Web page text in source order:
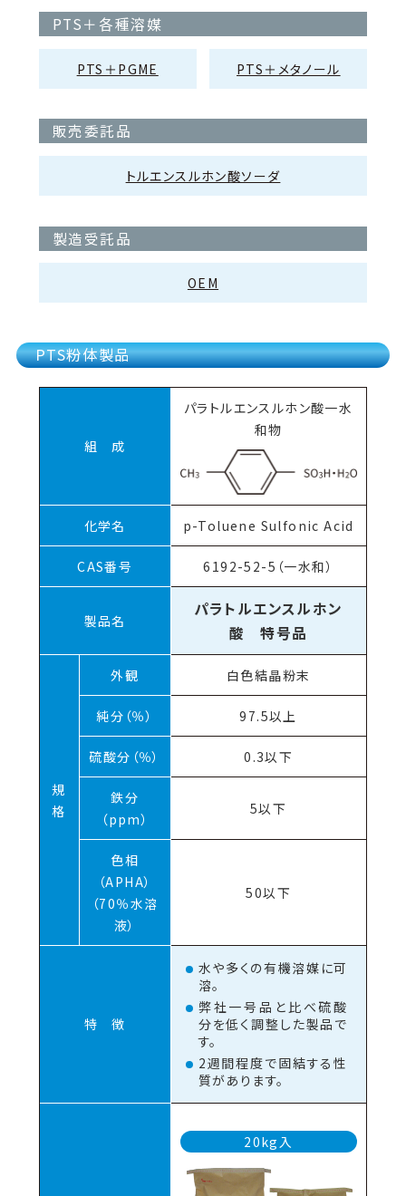
PTS＋各種溶媒
PTS＋PGME PTS＋メタノール
販売委託品
トルエンスルホン酸ソーダ
製造受託品
OEM
PTS粉体製品
組 成
パラトルエンスルホン酸一水
和物
化学名 p-Toluene Sulfonic Acid
CAS番号 6192-52-5（一水和）
製品名
パラトルエンスルホン
酸 特号品
規
格
外観 白色結晶粉末
純分（％） 97.5以上
硫酸分（％） 0.3以下
鉄分
（ppm）
5以下
色相
（APHA）
（70％水溶
液）
50以下
特 徴
水や多くの有機溶媒に可
溶。
弊社一号品と比べ硫酸
分を低く調整した製品で
す。
2週間程度で固結する性
質があります。
20kg入